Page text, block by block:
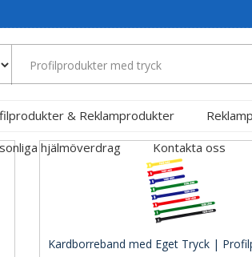
& Reklamprodukter
hjälmöverdrag
Kontakta oss
Kardborreband med Eget Tryck |